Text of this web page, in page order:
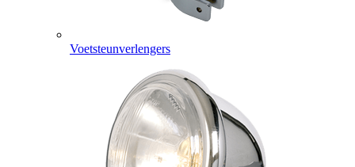
Voetsteunverlengers